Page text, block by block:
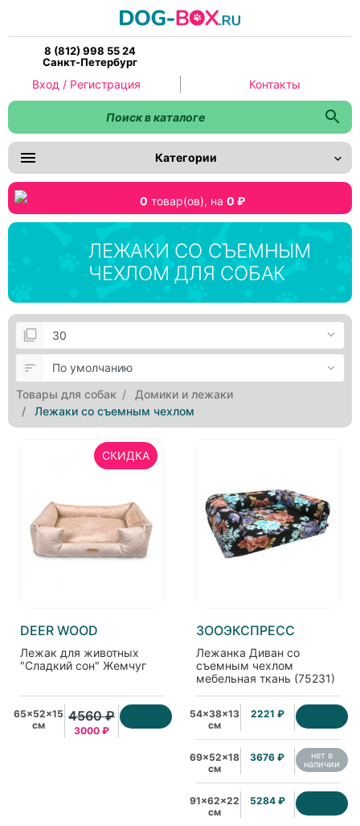
8 (812) 998 55 24
Санкт-Петербург
0 товар(ов), на 0 ₽
Категории
Вход / Регистрация Контакты
ЛЕЖАКИ СО СЪЕМНЫМ
ЧЕХЛОМ ДЛЯ СОБАК
Товары для собак
Домики и лежаки
Лежаки со съемным чехлом
СКИДКА
DEER WOOD
Лежак для животных
"Сладкий сон" Жемчуг
65x52x15
см
4560 ₽
3000 ₽
ЗООЭКСПРЕСС
Лежанка Диван со
съемным чехлом
мебельная ткань (75231)
54x38x13
см
2221 ₽
69x52x18
см
3676 ₽ нет в
наличии
91x62x22
см
5284 ₽